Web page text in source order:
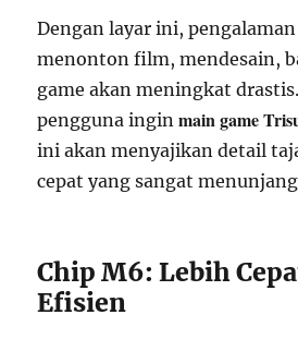
Dengan layar ini,
menonton film, mendesain,
game akan meningkat
pengguna inginmain game
ini akan menyajikan detail
cepat yang sangat
Chip M6: Lebih
Efisien